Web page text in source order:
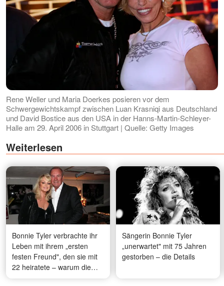
Rene Weller und Maria Doerkes posieren vor dem
Schwergewichtskampf zwischen Luan Krasniqi aus Deutschland
und David Bostice aus den USA in der Hanns-Martin-Schleyer-
Halle am 29. April 2006 in Stuttgart | Quelle: Getty Images
Weiterlesen
Bonnie Tyler verbrachte ihr
Leben mit ihrem „ersten
festen Freund", den sie mit
22 heiratete – warum die
beiden nie Kinder bekamen
Sängerin Bonnie Tyler
„unerwartet" mit 75 Jahren
gestorben – die Details